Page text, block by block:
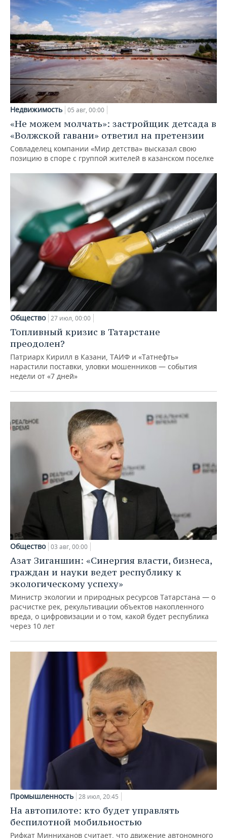
Недвижимость 05 авг, 00:00
«Не можем молчать»: застройщик детсада в
«Волжской гавани» ответил на претензии
Совладелец компании «Мир детства» высказал свою
позицию в споре с группой жителей в казанском поселке
Общество 27 июл, 00:00
Топливный кризис в Татарстане
преодолен?
Патриарх Кирилл в Казани, ТАИФ и «Татнефть»
нарастили поставки, уловки мошенников — события
недели от «7 дней»
Общество 03 авг, 00:00
Азат Зиганшин: «Синергия власти, бизнеса,
граждан и науки ведет республику к
экологическому успеху»
Министр экологии и природных ресурсов Татарстана — о
расчистке рек, рекультивации объектов накопленного
вреда, о цифровизации и о том, какой будет республика
через 10 лет
Промышленность 28 июл, 20:45
На автопилоте: кто будет управлять
беспилотной мобильностью
Рифкат Минниханов считает, что движение автономного